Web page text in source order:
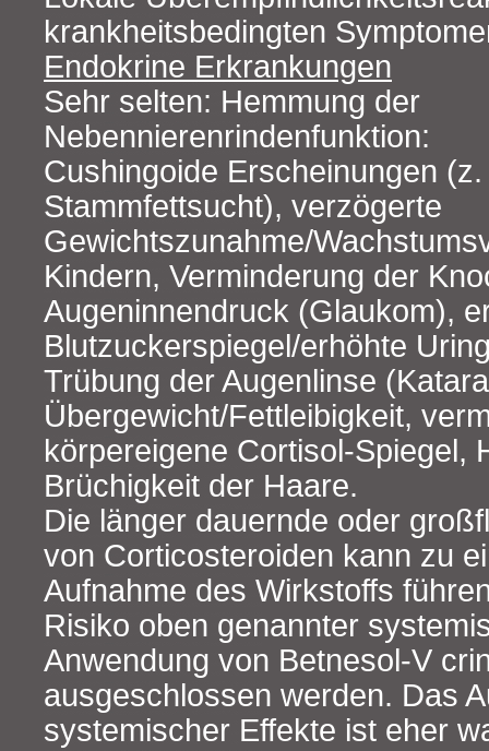
krankheitsbedingten
Endokrine Erkrankungen
Sehr selten: Hemmung der
Nebennierenrindenfunktion:
Cushingoide Erscheinungen
Stammfettsucht), verzögerte
Gewichtszunahme/
Kindern, Verminderung der
Augeninnendruck (Glaukom),
Blutzuckerspiegel/erhöhte
Trübung der Augenlinse
Übergewicht/Fettleibigkeit,
körpereigene Cortisol-Spiegel,
Brüchigkeit der Haare.
Die länger dauernde oder
von Corticosteroiden kann zu
Aufnahme des Wirkstoffs
Risiko oben genannter
Anwendung von Betnesol-V
ausgeschlossen werden. Das
systemischer Effekte ist eher